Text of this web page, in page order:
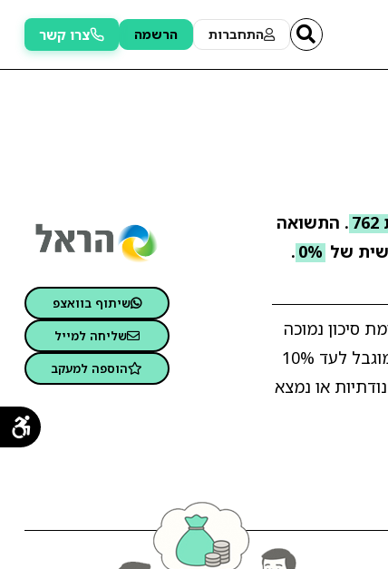
התחברות הרשמה צרו קשר
. התשואה
של 0%
.
רמת סיכון נמוכה
מאוד, עם אפשרות לחשיפה מנייתית מינימלית בלבד. עיקר ההשקעה במסלול מתבצע באפיקי אג"ח, בעוד רכיב המניות מוגבל לעד 10%
או נמצא
שיתוף בוואצפ
שליחה למייל
הוספה למעקב